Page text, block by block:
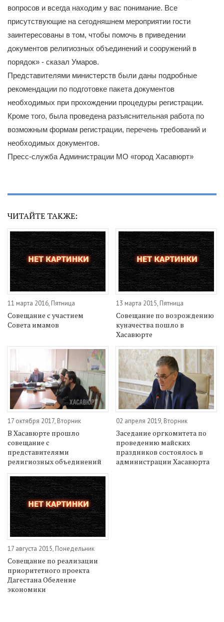
вопросов и всегда находим у вас понимание. Все
присутствующие на сегодняшнем мероприятии гости
заинтересованы в том, чтобы помочь в приведении
документов религиозных объединений и сооружений в
порядок» - сказал Умаров.
Представителями министерств были даны подробные
рекомендации по подготовке пакета документов
необходимых при прохождении процедуры регистрации.
Кроме того, была проведена разъяснительная работа по
возможным формам регистрации, перечень требований и
необходимых документов.
Пресс-служба Администрации МО «город Хасавюрт»
ЧИТАЙТЕ ТАКЖЕ:
11 марта 2016, Пятница
Совещание с участием
Совета имамов
13 марта 2015, Пятница
Совещание по возрождению
куначества пошло в
Хасавюрте
17 октября 2017, Вторник
В Хасавюрте прошло
совещание с
представителями
религиозных объединений
02 апреля 2019, Вторник
Заседание оргкомитета по
проведению майских
праздников состоялось в
администрации Хасавюрта
17 августа 2015, Понедельник
Совещание по реализации
приоритетного проекта
Дагестана Обеление
экономики